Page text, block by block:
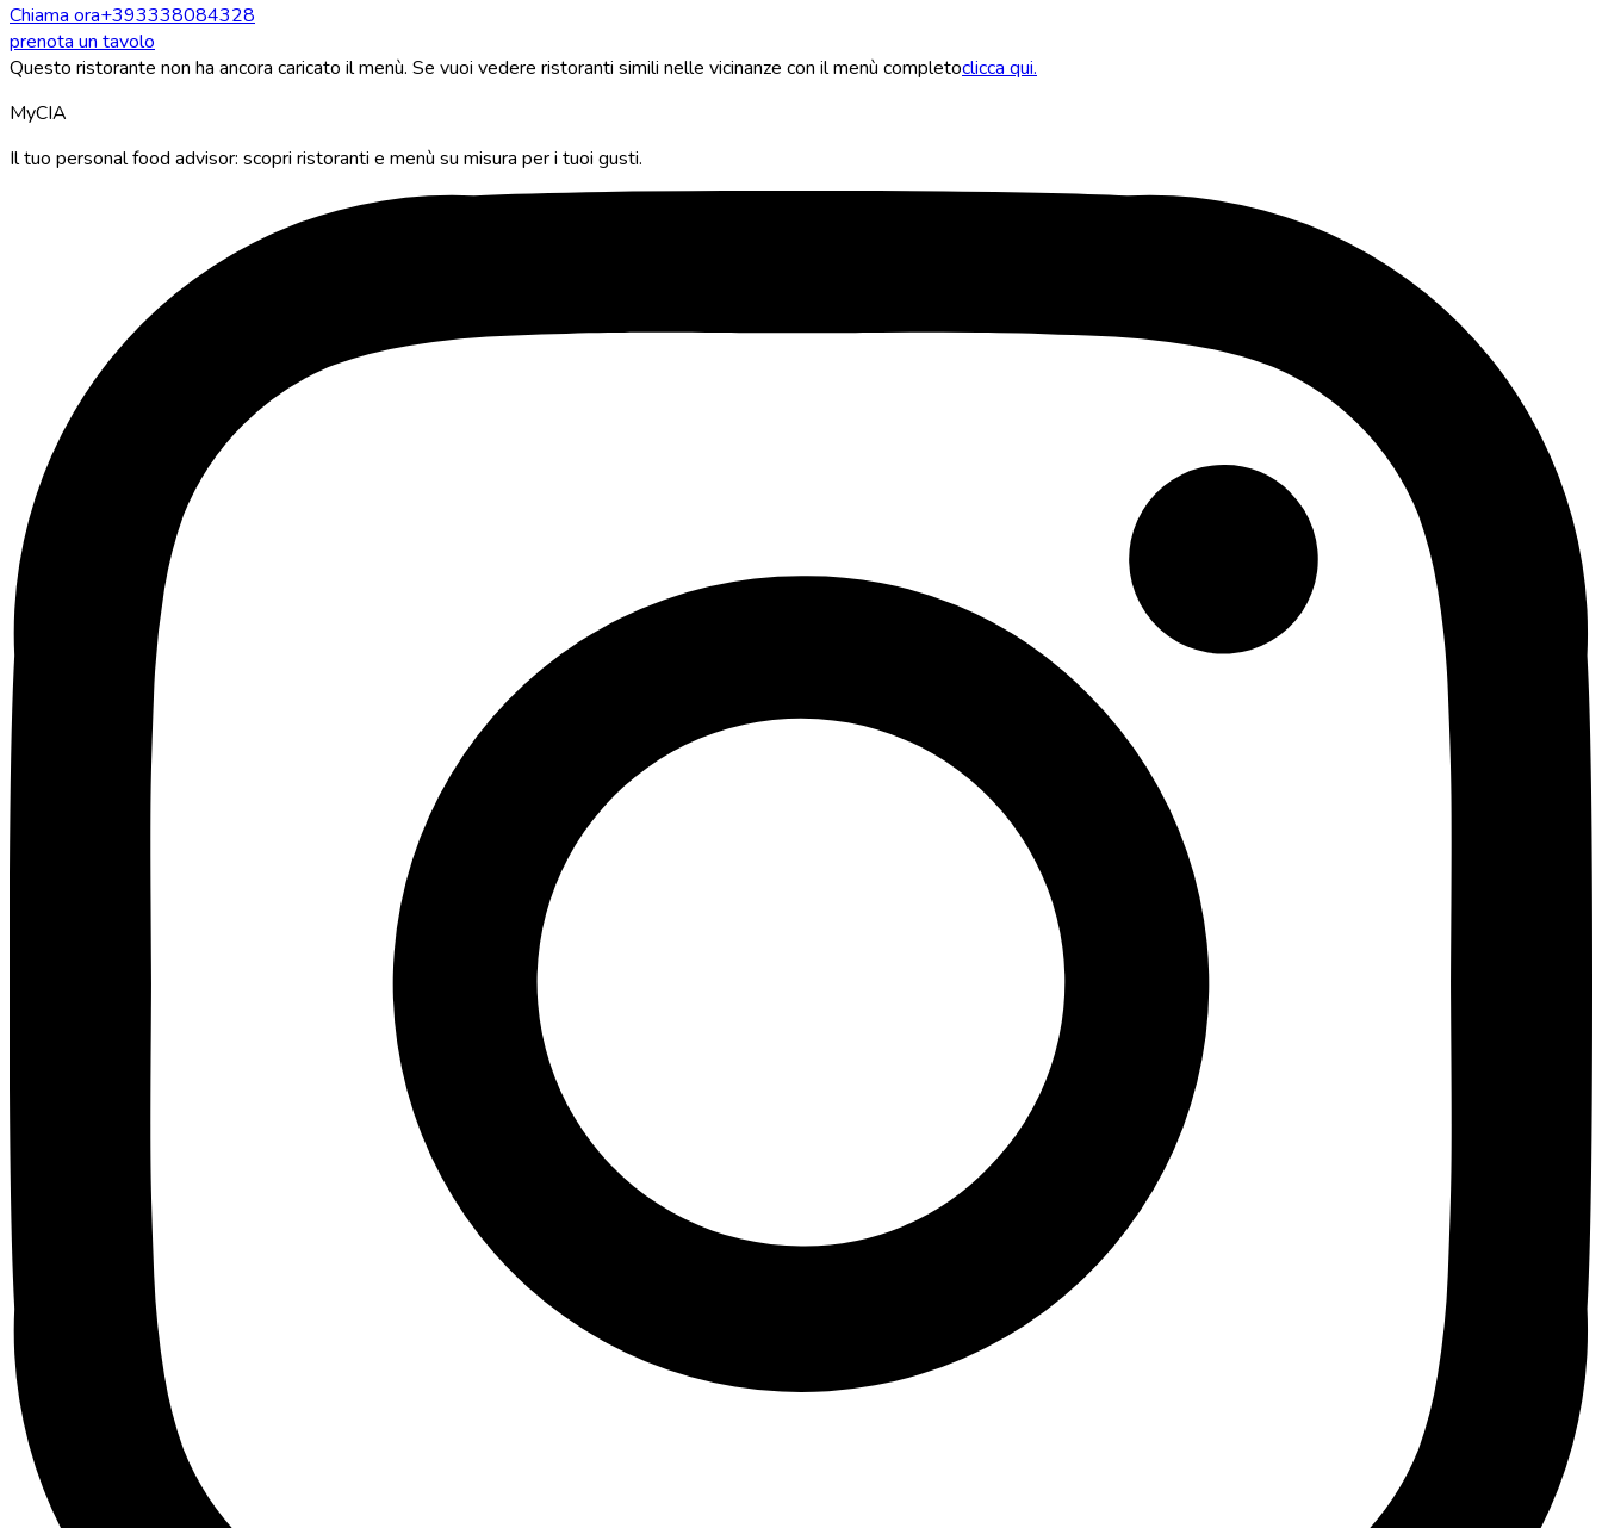
Chiama ora+393338084328
prenota un tavolo
Questo ristorante non ha ancora caricato il menù. Se vuoi vedere ristoranti simili nelle vicinanze con il menù completoclicca qui.
MyCIA
Il tuo personal food advisor: scopri ristoranti e menù su misura per i tuoi gusti.